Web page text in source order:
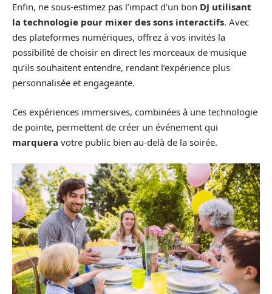
Enfin, ne sous-estimez pas l’impact d’un bon DJ utilisant
la technologie pour mixer des sons interactifs. Avec
des plateformes numériques, offrez à vos invités la
possibilité de choisir en direct les morceaux de musique
qu’ils souhaitent entendre, rendant l’expérience plus
personnalisée et engageante.
Ces expériences immersives, combinées à une technologie
de pointe, permettent de créer un événement qui
marquera votre public bien au-delà de la soirée.